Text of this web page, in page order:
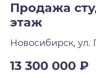
Продажа
этаж
Новосибирск, ул.
13 300 000 ₽